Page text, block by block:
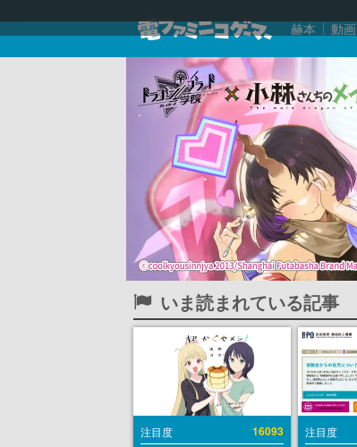
赫本 動画
いま読まれている記事
注目度 16093 注目度